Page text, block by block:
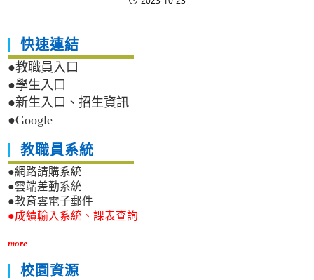
快速連結
●教職員入口
●學生入口
●新生入口、招生資訊
●Google
教職員系統
●網路請購系統
●雲端差勤系統
●教育雲電子郵件
●成績輸入系統、課表查詢
more
校園資源